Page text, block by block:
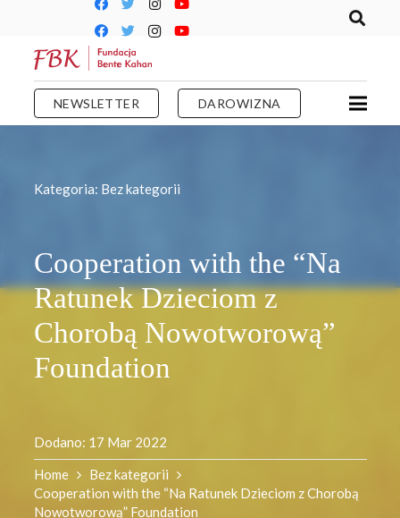
NEWSLETTER DAROWIZNA
Kategoria: Bez kategorii
Cooperation with the “Na
Ratunek Dzieciom z
Chorobą Nowotworową”
Foundation
Dodano: 17 Mar 2022
Home
Bez kategorii
Cooperation with the “Na Ratunek Dzieciom z Chorobą
Nowotworową” Foundation